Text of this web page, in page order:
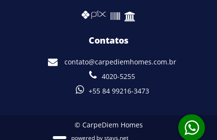
Contatos
contato@carpediemhomes.com.br
4020-5255
+55 84 99216-3473
© CarpeDiem Homes
powered bystays.net